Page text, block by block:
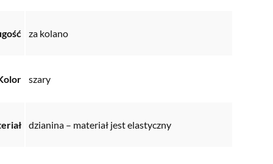
za kolano
szary
dzianina – materiał jest elastyczny